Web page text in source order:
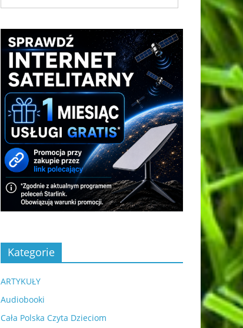
Kategorie
ARTYKUŁY
Audiobooki
Cała Polska Czyta Dzieciom